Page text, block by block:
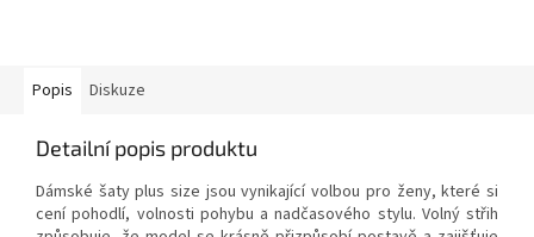
Popis Diskuze
Detailní popis produktu
Dámské šaty plus size jsou vynikající volbou pro ženy, které si
cení pohodlí, volnosti pohybu a nadčasového stylu. Volný střih